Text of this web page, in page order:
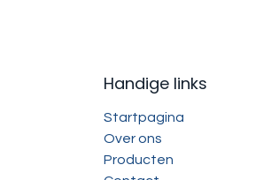
Handige links
Startpagina
Over ons
Producten